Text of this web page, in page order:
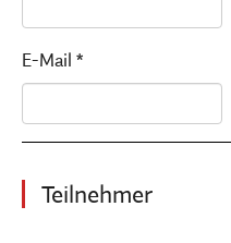
E-Mail *
Teilnehmer